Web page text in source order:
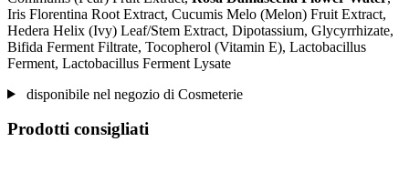
Iris Florentina Root Extract, Cucumis Melo (Melon) Fruit Extract,
Hedera Helix (Ivy) Leaf/Stem Extract, Dipotassium, Glycyrrhizate,
Bifida Ferment Filtrate, Tocopherol (Vitamin E), Lactobacillus
Ferment, Lactobacillus Ferment Lysate
disponibile nel negozio di Cosmeterie
Prodotti consigliati